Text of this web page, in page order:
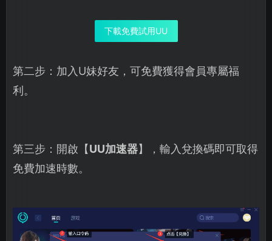
下載免費試用UU
第二步：加入U妹好友，可免費獲得會員專屬福
利。
第三步：開啟【UU加速器】，輸入兌換碼即可取得
免費加速時數。